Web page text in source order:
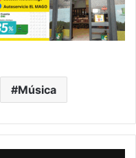
Música